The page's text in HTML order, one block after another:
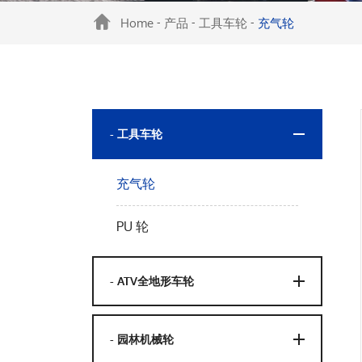
Home - 产品 - 工具车轮 - 充气轮
- 工具车轮
充气轮
PU 轮
- ATV全地形车轮
- 园林机械轮